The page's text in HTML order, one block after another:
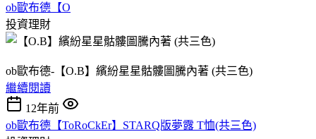
ob歐布德【O
投資理財
ob歐布德-【O.B】繽紛星星骷髏圖騰內著 (共三色)
繼續閱讀
12年前
ob歐布德【ToRoCkEr】STARQ版夢露 T恤(共三色)